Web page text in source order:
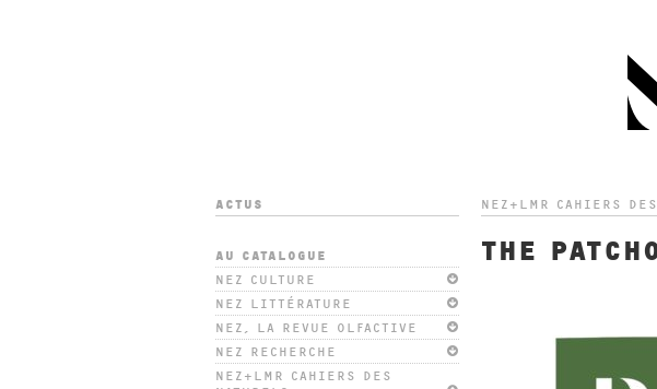
ACTUS
AU CATALOGUE
NEZ CULTURE
NEZ LITTÉRATURE
NEZ, LA REVUE OLFACTIVE
NEZ RECHERCHE
NEZ+LMR CAHIERS DES
NEZ+LMR CAHIERS
THE